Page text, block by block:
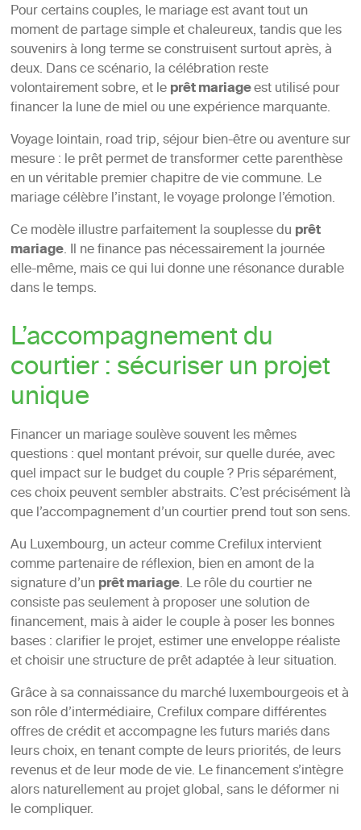
Pour certains couples, le mariage est avant tout un
moment de partage simple et chaleureux, tandis que les
souvenirs à long terme se construisent surtout après, à
deux. Dans ce scénario, la célébration reste
volontairement sobre, et leprêt mariageest utilisé pour
financer la lune de miel ou une expérience marquante.
Voyage lointain, road trip, séjour bien-être ou aventure sur
mesure : le prêt permet de transformer cette parenthèse
en un véritable premier chapitre de vie commune. Le
mariage célèbre l’instant, le voyage prolonge l’émotion.
Ce modèle illustre parfaitement la souplesse du prêt
mariage. Il ne finance pas nécessairement la journée
elle-même, mais ce qui lui donne une résonance durable
dans le temps.
L’accompagnement du
courtier : sécuriser un projet
unique
Financer un mariage soulève souvent les mêmes
questions : quel montant prévoir, sur quelle durée, avec
quel impact sur le budget du couple ? Pris séparément,
ces choix peuvent sembler abstraits. C’est précisément là
que l’accompagnement d’un courtier prend tout son sens.
Au Luxembourg, un acteur comme Crefilux intervient
comme partenaire de réflexion, bien en amont de la
signature d’unprêt mariage. Le rôle du courtier ne
consiste pas seulement à proposer une solution de
financement, mais à aider le couple à poser les bonnes
bases : clarifier le projet, estimer une enveloppe réaliste
et choisir une structure de prêt adaptée à leur situation.
Grâce à sa connaissance du marché luxembourgeois et à
son rôle d’intermédiaire, Crefilux compare différentes
offres de crédit et accompagne les futurs mariés dans
leurs choix, en tenant compte de leurs priorités, de leurs
revenus et de leur mode de vie. Le financement s’intègre
alors naturellement au projet global, sans le déformer ni
le compliquer.